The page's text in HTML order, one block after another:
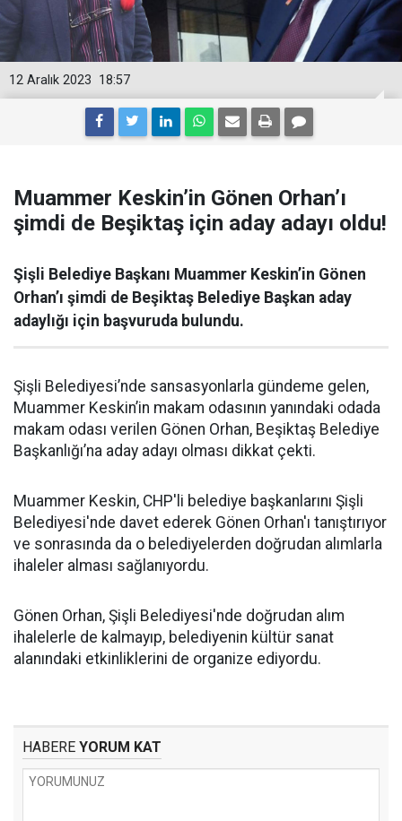
18:57
12 Aralık 2023
Muammer Keskin’in Gönen Orhan’ı
şimdi de Beşiktaş için aday adayı oldu!
Şişli Belediye Başkanı Muammer Keskin’in Gönen
Orhan’ı şimdi de Beşiktaş Belediye Başkan aday
adaylığı için başvuruda bulundu.
Şişli Belediyesi’nde sansasyonlarla gündeme gelen,
Muammer Keskin’in makam odasının yanındaki odada
makam odası verilen Gönen Orhan, Beşiktaş Belediye
Başkanlığı’na aday adayı olması dikkat çekti.
Muammer Keskin, CHP'li belediye başkanlarını Şişli
Belediyesi'nde davet ederek Gönen Orhan'ı tanıştırıyor
ve sonrasında da o belediyelerden doğrudan alımlarla
ihaleler alması sağlanıyordu.
Gönen Orhan, Şişli Belediyesi'nde doğrudan alım
ihalelerle de kalmayıp, belediyenin kültür sanat
alanındaki etkinliklerini de organize ediyordu.
HABERE YORUM KAT